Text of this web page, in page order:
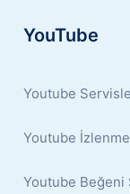
YouTube
Youtube
Youtube İzlenme
Youtube Beğeni